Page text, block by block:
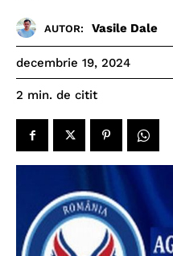
AUTOR: Vasile Dale
decembrie 19, 2024
2 min. de citit